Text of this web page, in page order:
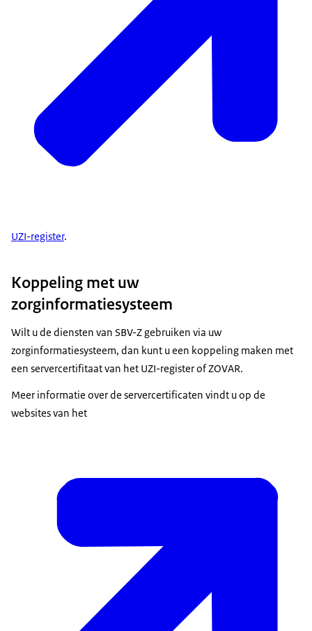
UZI-register.
Koppeling met uw
zorginformatiesysteem
Wilt u de diensten van SBV-Z gebruiken via uw
zorginformatiesysteem, dan kunt u een koppeling maken met
een servercertifitaat van het UZI-register of ZOVAR.
Meer informatie over de servercertificaten vindt u op de
websites van het